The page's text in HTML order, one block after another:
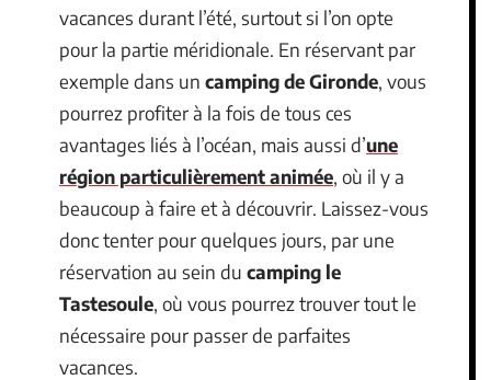
vacances durant l’été, surtout si l’on opte
pour la partie méridionale. En réservant par
exemple dans un camping de Gironde, vous
pourrez profiter à la fois de tous ces
avantages liés à l’océan, mais aussi d’une
région particulièrement animée, où il y a
beaucoup à faire et à découvrir. Laissez-vous
donc tenter pour quelques jours, par une
réservation au sein du camping le
Tastesoule, où vous pourrez trouver tout le
nécessaire pour passer de parfaites
vacances.